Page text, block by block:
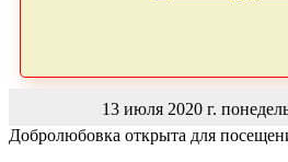
13 июля 2020 г.
Добролюбовка открыта для